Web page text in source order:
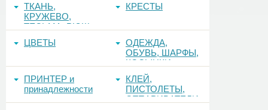
ТКАНЬ,
КРУЖЕВО,
ТЕСЬМА, РЮШ
КРЕСТЫ
ЦВЕТЫ
ОДЕЖДА,
ОБУВЬ, ШАРФЫ,
КОСЫНКИ
ПРИНТЕР и
принадлежности
КЛЕЙ,
ПИСТОЛЕТЫ,
ОТПАРИВАТЕЛИ